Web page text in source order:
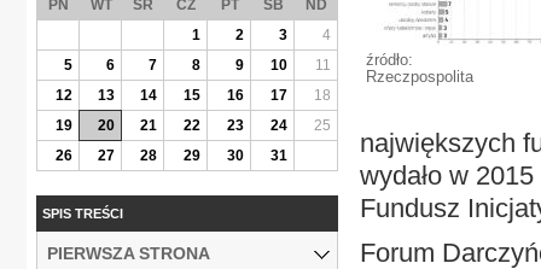
źródło:
Rzeczpospolita
największych
wydało w
Fundusz
Forum
PN WT ŚR CZ PT SB
ND
1
2 3
4
5
6 7 8 9 10
11
12
13 14 15 16 17
18
19
20 21 22 23 24
25
26
27 28 29 30 31
SPIS TREŚCI
PIERWSZA STRONA